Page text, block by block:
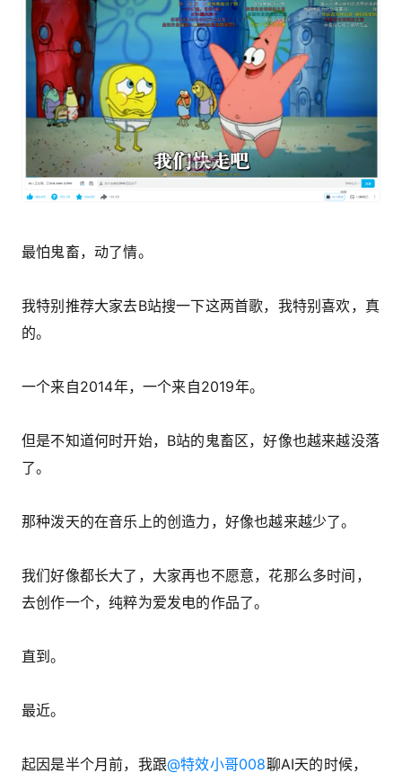
最怕鬼畜，动了情。
我特别推荐大家去B站搜一下这两首歌，我特别喜欢，真
的。
一个来自2014年，一个来自2019年。
但是不知道何时开始，B站的鬼畜区，好像也越来越没落
了。
那种泼天的在音乐上的创造力，好像也越来越少了。
我们好像都长大了，大家再也不愿意，花那么多时间，
去创作一个，纯粹为爱发电的作品了。
直到。
最近。
起因是半个月前，我跟@特效小哥008聊AI天的时候，